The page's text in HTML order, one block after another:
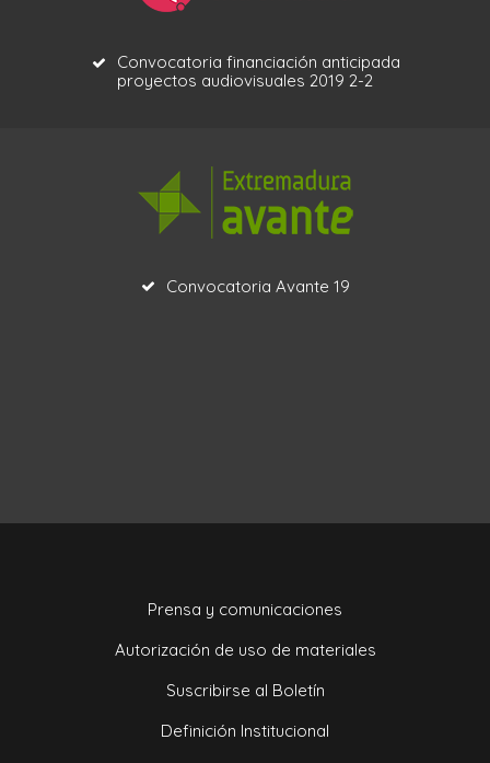
Convocatoria financiación anticipada
proyectos audiovisuales 2019 2-2
Convocatoria Avante 19
Prensa y comunicaciones
Autorización de uso de materiales
Suscribirse al Boletín
Definición Institucional